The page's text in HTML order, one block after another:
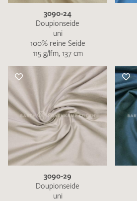
3090-24
Doupionseide
uni
100% reine Seide
115 g/lfm, 137 cm
3090-29
Doupionseide
uni